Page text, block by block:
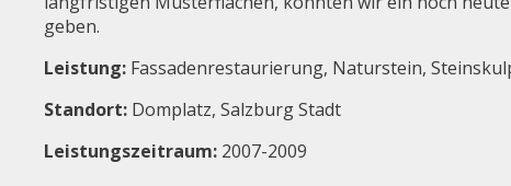
geben.
Leistung: Fassadenrestaurierung, Naturstein,
Standort: Domplatz, Salzburg Stadt
Leistungszeitraum: 2007-2009